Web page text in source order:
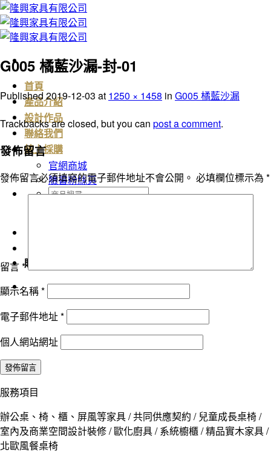
Skip
to
content
首頁
產品介紹
設計作品
聯絡我們
線上採購
官網商城
臉書粉絲頁
搜
購物車
G005 橘藍沙漏-封-01
Published2019-12-03 at 1250 × 1458 in G005 橘藍沙漏
Trackbacks are closed, but you can post a comment.
發佈留言
發佈留言必須填寫的電子郵件地址不會公開。 必填欄位標示為 *
留言*
顯示名稱*
電子郵件地址*
個人網站網址
服務項目
辦公桌、椅、櫃、屏風等家具 / 共同供應契約 / 兒童成長桌椅 /
室內及商業空間設計裝修 / 歐化廚具 / 系統櫥櫃 / 精品實木家具 /
北歐風餐桌椅